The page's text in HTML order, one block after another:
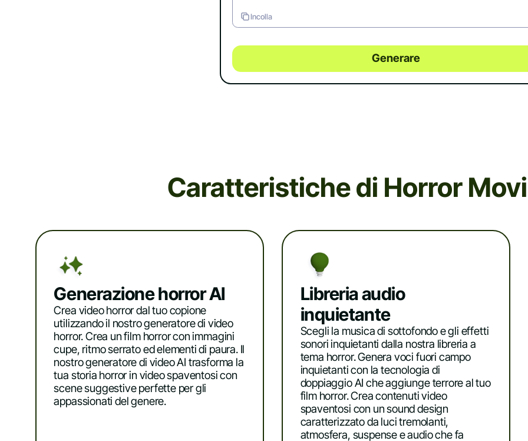
Incolla
Generare
Caratteristiche di Horror
Generazione horror AI
Crea video horror dal tuo copione
utilizzando il nostro generatore di video
horror. Crea un film horror con immagini
cupe, ritmo serrato ed elementi di paura. Il
nostro generatore di video AI trasforma la
tua storia horror in video spaventosi con
scene suggestive perfette per gli
appassionati del genere.
Libreria audio
inquietante
Scegli la musica di sottofondo e gli effetti
sonori inquietanti dalla nostra libreria a
tema horror. Genera voci fuori campo
inquietanti con la tecnologia di
doppiaggio AI che aggiunge terrore al tuo
film horror. Crea contenuti video
spaventosi con un sound design
caratterizzato da luci tremolanti,
atmosfera, suspense e audio che fa